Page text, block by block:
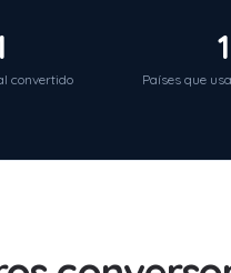
convertido Países que